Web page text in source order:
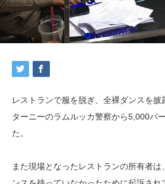
レストランで服を脱ぎ、全裸ダンスを
ターニーのラムルッカ警察から5,000バ
た。
また現場となったレストランの所有者